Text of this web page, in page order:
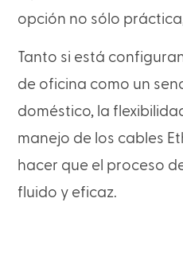
opción no sólo
Tanto si está
de oficina como un
doméstico, la
manejo de los cables
hacer que el proceso
fluido y eficaz.